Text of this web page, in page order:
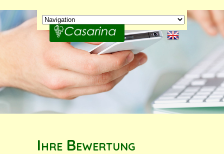
Ihre Bewertung